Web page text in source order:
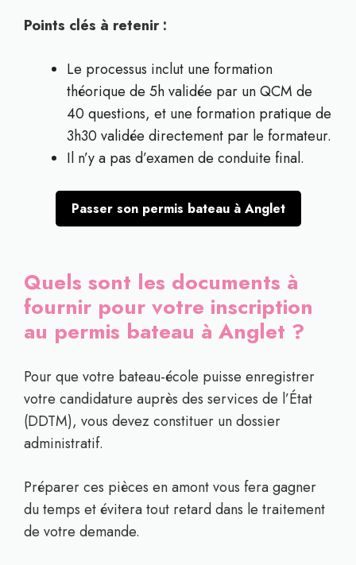
Points clés à retenir :
Le processus inclut une formation
théorique de 5h validée par un QCM de
40 questions, et une formation pratique de
3h30 validée directement par le formateur.
Il n’y a pas d’examen de conduite final.
Passer son permis bateau à Anglet
Quels sont les documents à
fournir pour votre inscription
au permis bateau à Anglet ?
Pour que votre bateau-école puisse enregistrer
votre candidature auprès des services de l’État
(DDTM), vous devez constituer un dossier
administratif.
Préparer ces pièces en amont vous fera gagner
du temps et évitera tout retard dans le traitement
de votre demande.